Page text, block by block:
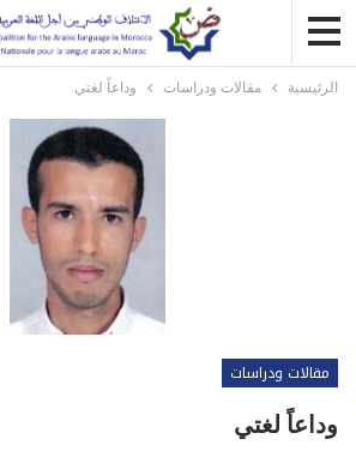
الرئيسية مقالات ودراسات وداعاً لغتي
مقالات ودراسات
وداعاً لغتي